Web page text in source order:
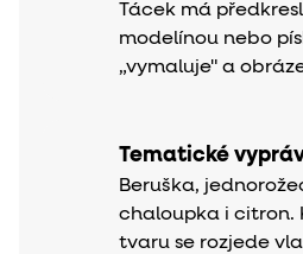
Tácek má
modelínou nebo
„vymaluje" a
Tematické
Beruška,
chaloupka i citron.
tvaru se rozjede